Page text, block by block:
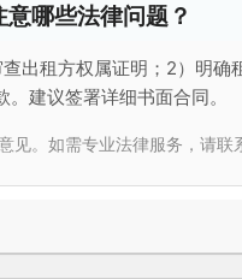
哪些法律问题？
出租方权属证明；2）明
建议签署详细书面合同。
见。如需专业法律服务，请